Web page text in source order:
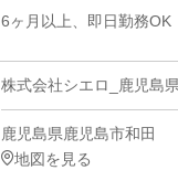
6ヶ月以上、即日勤務OK
株式会社シエロ_鹿児島
鹿児島県鹿児島市和田
地図を見る